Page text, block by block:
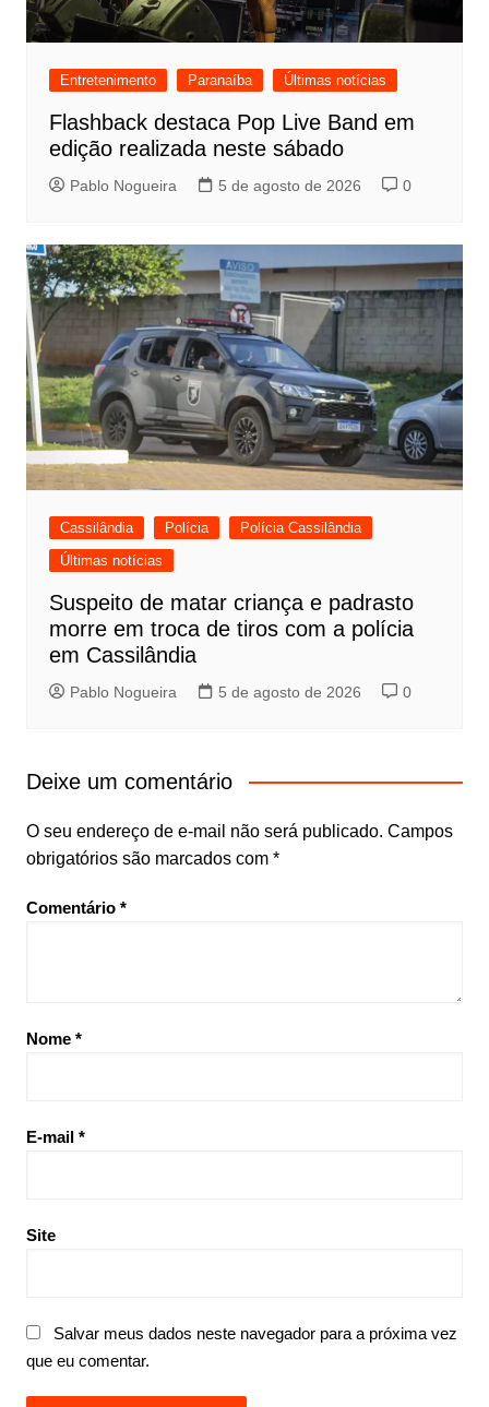
Entretenimento Paranaíba Últimas notícias
Flashback destaca Pop Live Band em
edição realizada neste sábado
Pablo Nogueira 5 de agosto de 2026 0
Cassilândia Polícia
Polícia Cassilândia
Últimas notícias
Suspeito de matar criança e padrasto
morre em troca de tiros com a polícia
em Cassilândia
Pablo Nogueira 5 de agosto de 2026 0
Deixe um comentário
O seu endereço de e-mail não será publicado. Campos
obrigatórios são marcados com *
Comentário *
Nome *
E-mail *
Site
Salvar meus dados neste navegador para a próxima vez
que eu comentar.